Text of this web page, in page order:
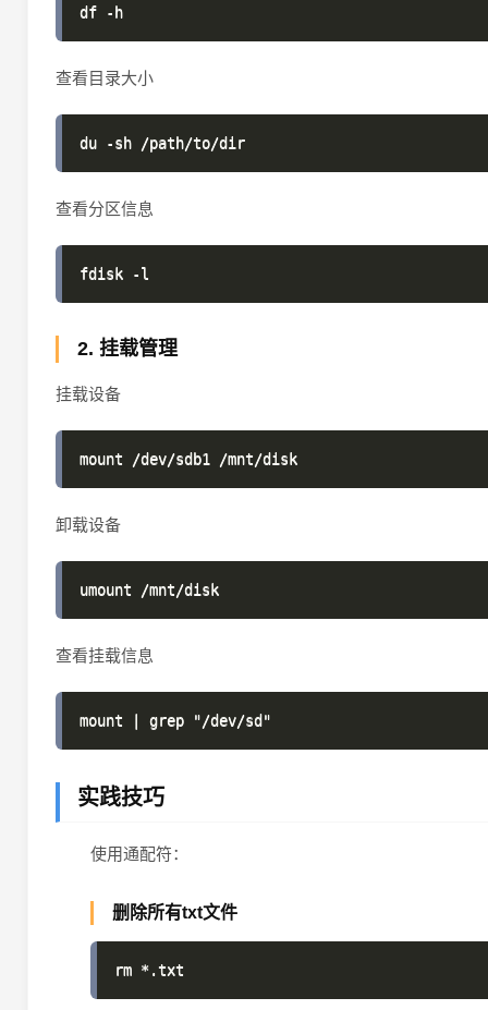
查看目录大小
查看分区信息
2. 挂载管理
挂载设备
卸载设备
查看挂载信息
实践技巧
使用通配符：
删除所有txt文件